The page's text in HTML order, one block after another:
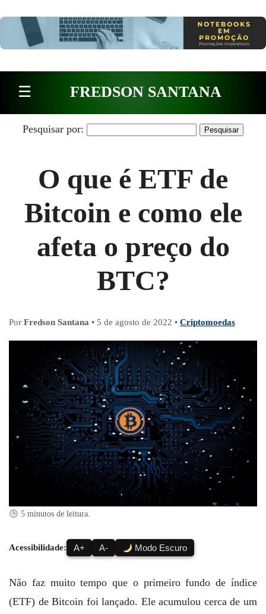
☰ FREDSON SANTANA
Pesquisar por:
O que é ETF de
Bitcoin e como ele
afeta o preço do
BTC?
Por Fredson Santana • 5 de agosto de 2022 • Criptomoedas
5 minutos de leitura.
Acessibilidade: A+ A- Modo Escuro
Não faz muito tempo que o primeiro fundo de índice
(ETF) de Bitcoin foi lançado. Ele acumulou cerca de um